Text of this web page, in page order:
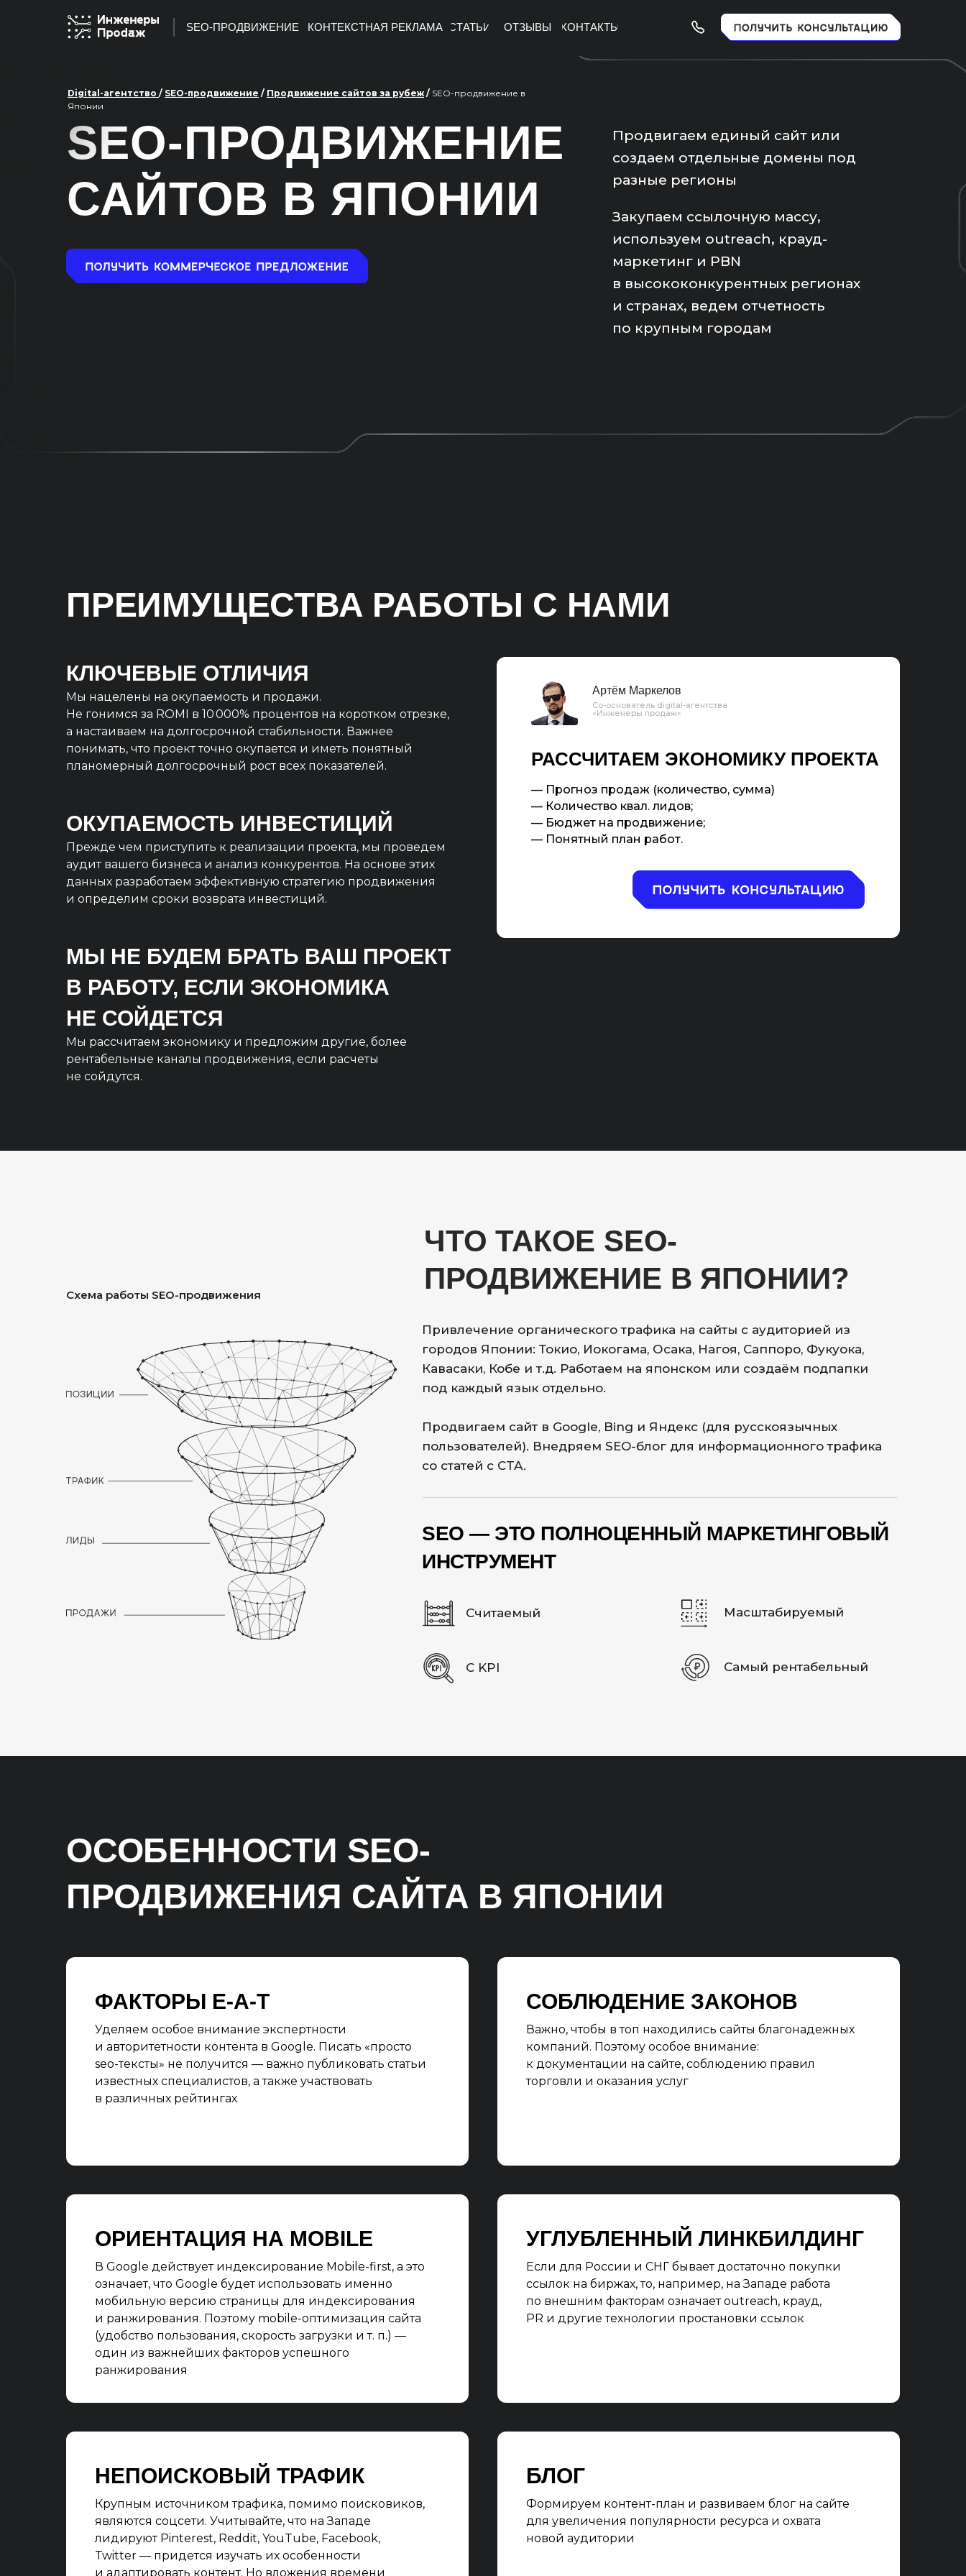
SEO-ПРОДВИЖЕНИЕ КОНТЕКСТНАЯ РЕКЛАМА КОНТАКТЫ
ОТЗЫВЫ
СТАТЬИ
SEO-ПРОДВИЖЕНИЕ
САЙТОВ В ЯПОНИИ
Продвигаем единый сайт или
создаем отдельные домены под
разные регионы
Закупаем ссылочную массу,
используем outreach, крауд-
маркетинг и PBN
в высококонкурентных регионах
и странах, ведем отчетность
по крупным городам
Digital-агентство / SEO-продвижение / Продвижение сайтов за рубеж / SEO-продвижение в
Японии
ОКУПАЕМОСТЬ ИНВЕСТИЦИЙ
Прежде чем приступить к реализации проекта, мы проведем
аудит вашего бизнеса и анализ конкурентов. На основе этих
данных разработаем эффективную стратегию продвижения
и определим сроки возврата инвестиций.
ПРЕИМУЩЕСТВА РАБОТЫ С НАМИ
КЛЮЧЕВЫЕ ОТЛИЧИЯ
Мы нацелены на окупаемость и продажи.
Не гонимся за ROMI в 10 000% процентов на коротком отрезке,
а настаиваем на долгосрочной стабильности. Важнее
понимать, что проект точно окупается и иметь понятный
планомерный долгосрочный рост всех показателей.
МЫ НЕ БУДЕМ БРАТЬ ВАШ ПРОЕКТ
В РАБОТУ, ЕСЛИ ЭКОНОМИКА
НЕ СОЙДЕТСЯ
Мы рассчитаем экономику и предложим другие, более
рентабельные каналы продвижения, если расчеты
не сойдутся.
Со-основатель digital-агентства
«Инженеры продаж»
Артём Маркелов
РАССЧИТАЕМ ЭКОНОМИКУ ПРОЕКТА
— Прогноз продаж (количество, сумма)
— Количество квал. лидов;
— Бюджет на продвижение;
— Понятный план работ.
Схема работы SEO-продвижения
ЧТО ТАКОЕ SEO-
ПРОДВИЖЕНИЕ В ЯПОНИИ?
Привлечение органического трафика на сайты с аудиторией из
городов Японии: Токио, Иокогама, Осака, Нагоя, Саппоро, Фукуока,
Кавасаки, Кобе и т.д. Работаем на японском или создаём подпапки
под каждый язык отдельно.
Продвигаем сайт в Google, Bing и Яндекс (для русскоязычных
пользователей). Внедряем SEO-блог для информационного трафика
со статей с CTA.
SEO — ЭТО ПОЛНОЦЕННЫЙ МАРКЕТИНГОВЫЙ
ИНСТРУМЕНТ
Считаемый Масштабируемый
С KPI Самый рентабельный
ОСОБЕННОСТИ SEO-
ПРОДВИЖЕНИЯ САЙТА В ЯПОНИИ
ФАКТОРЫ E-A-T
Уделяем особое внимание экспертности
и авторитетности контента в Google. Писать «просто
seo-тексты» не получится — важно публиковать статьи
известных специалистов, а также участвовать
в различных рейтингах
Важно, чтобы в топ находились сайты благонадежных
компаний. Поэтому особое внимание:
к документации на сайте, соблюдению правил
торговли и оказания услуг
СОБЛЮДЕНИЕ ЗАКОНОВ
ОРИЕНТАЦИЯ НА MOBILE
В Google действует индексирование Mobile-first, а это
означает, что Google будет использовать именно
мобильную версию страницы для индексирования
и ранжирования. Поэтому mobile-оптимизация сайта
(удобство пользования, скорость загрузки и т. п.) —
один из важнейших факторов успешного
ранжирования
Если для России и СНГ бывает достаточно покупки
ссылок на биржах, то, например, на Западе работа
по внешним факторам означает outreach, крауд,
PR и другие технологии простановки ссылок
УГЛУБЛЕННЫЙ ЛИНКБИЛДИНГ
НЕПОИСКОВЫЙ ТРАФИК
Крупным источником трафика, помимо поисковиков,
являются соцсети. Учитывайте, что на Западе
лидируют Pinterest, Reddit, YouTube, Facebook,
Twitter — придется изучать их особенности
и адаптировать контент. Но вложения времени
БЛОГ
Формируем контент-план и развиваем блог на сайте
для увеличения популярности ресурса и охвата
новой аудитории